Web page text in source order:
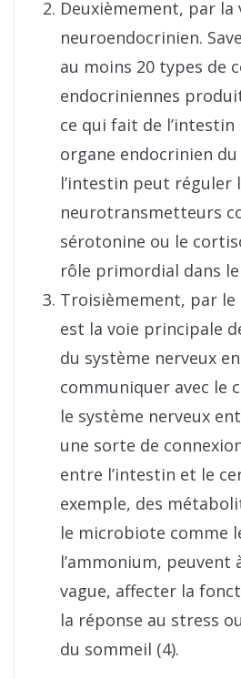
Deuxièmement, par la
neuroendocrinien.
au moins 20 types de
endocriniennes
ce qui fait de
organe endocrinien
l’intestin peut réguler
neurotransmetteurs
sérotonine ou le
rôle primordial dans
Troisièmement, par le
est la voie principale
du système nerveux
communiquer avec le
le système nerveux
une sorte de
entre l’intestin et le
exemple, des
le microbiote comme
l’ammonium, peuvent
vague, affecter la
la réponse au stress
du sommeil (4).